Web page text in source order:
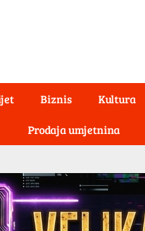
Biznis Kultura
Prodaja umjetnina